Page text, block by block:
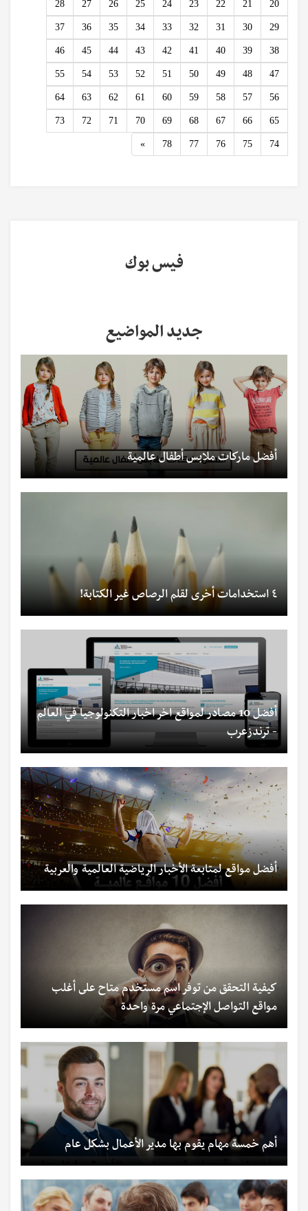
20
21
22
23
24
25
26
27
28
29
30
31
32
33
34
35
36
37
38
39
40
41
42
43
44
45
46
47
48
49
50
51
52
53
54
55
56
57
58
59
60
61
62
63
64
65
66
67
68
69
70
71
72
73
74
75
76
77
78
»
Next
فيس بوك
جديد المواضيع
أفضل ماركات ملابس أطفال عالمية
٤ استخدامات أخرى لقلم الرصاص غير الكتابة!
أفضل 10 مصادر لمواقع اخر اخبار التكنولوجيا في العالم
- ترندزعرب
أفضل مواقع لمتابعة الأخبار الرياضية العالمية والعربية
كيفية التحقق من توفر اسم مستخدم متاح على أغلب
مواقع التواصل الإجتماعي مرة واحدة
أهم خمسة مهام يقوم بها مدير الأعمال بشكل عام